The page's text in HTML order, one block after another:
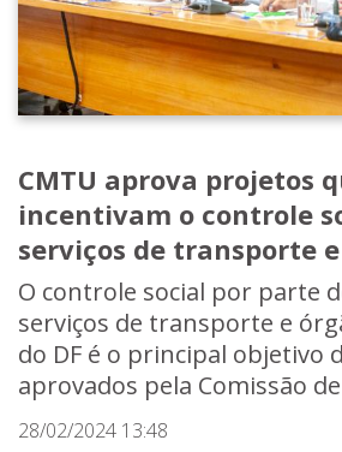
CMTU aprova projetos
incentivam o controle
serviços de transporte
O controle social por parte
serviços de transporte e
do DF é o principal objetivo
aprovados pela Comissão
28/02/2024 13:48